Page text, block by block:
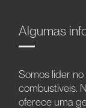
Algumas
Somos líder
combustíveis.
oferece uma